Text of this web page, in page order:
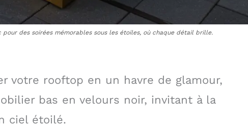
pour des soirées mémorables sous les étoiles, où chaque détail brille.
votre rooftop en un havre de glamour,
bas en velours noir, invitant à la
ciel étoilé.